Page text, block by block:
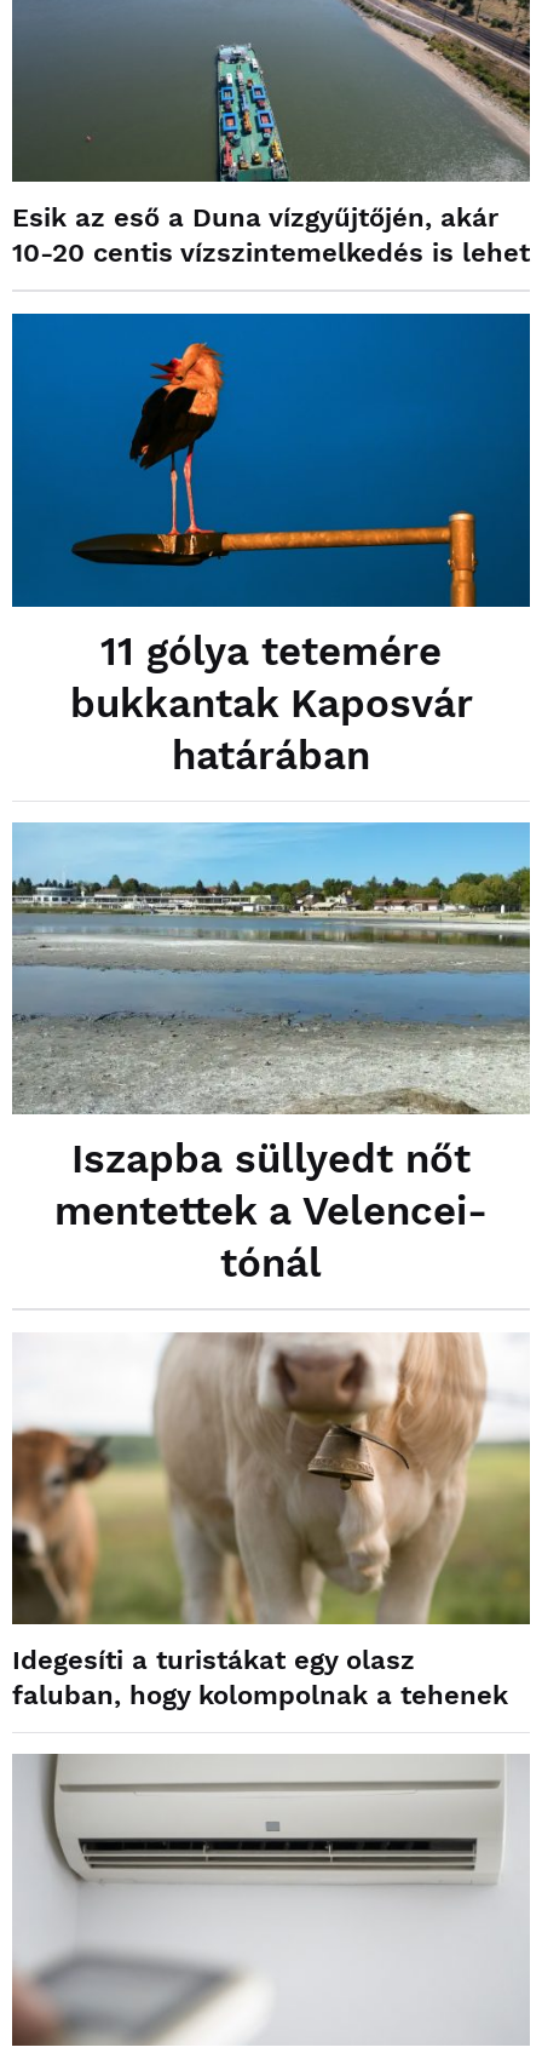
Esik az eső a Duna vízgyűjtőjén, akár
10-20 centis vízszintemelkedés is lehet
11 gólya tetemére
bukkantak Kaposvár
határában
Iszapba süllyedt nőt
mentettek a Velencei-
tónál
Idegesíti a turistákat egy olasz
faluban, hogy kolompolnak a tehenek